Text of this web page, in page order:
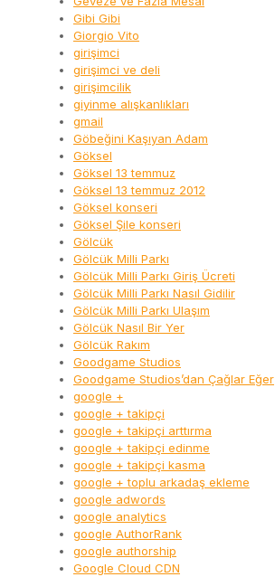
Gibi Gibi
Giorgio Vito
girişimci
girişimci ve deli
girişimcilik
giyinme alışkanlıkları
gmail
Göbeğini Kaşıyan Adam
Göksel
Göksel 13 temmuz
Göksel 13 temmuz 2012
Göksel konseri
Göksel Şile konseri
Gölcük
Gölcük Milli Parkı
Gölcük Milli Parkı Giriş Ücreti
Gölcük Milli Parkı Nasıl Gidilir
Gölcük Milli Parkı Ulaşım
Gölcük Nasıl Bir Yer
Gölcük Rakım
Goodgame Studios
Goodgame Studios’dan Çağlar Eğer
google +
google + takipçi
google + takipçi arttırma
google + takipçi edinme
google + takipçi kasma
google + toplu arkadaş ekleme
google adwords
google analytics
google AuthorRank
google authorship
Google Cloud CDN